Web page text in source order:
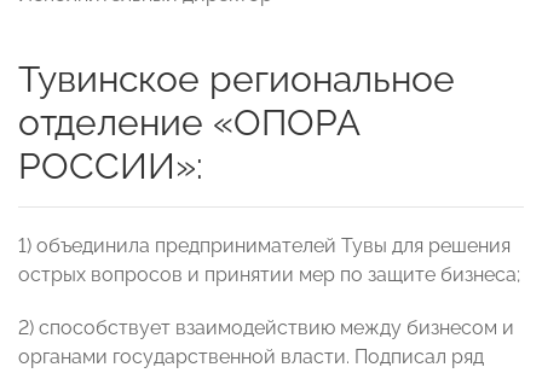
Тувинское региональное
отделение «ОПОРА
РОССИИ»:
1) объединила предпринимателей Тувы для решения
острых вопросов и принятии мер по защите бизнеса;
2) способствует взаимодействию между бизнесом и
органами государственной власти. Подписал ряд